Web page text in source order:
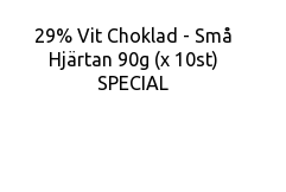
29% Vit Choklad - Små
Hjärtan 90g (x 10st)
SPECIAL